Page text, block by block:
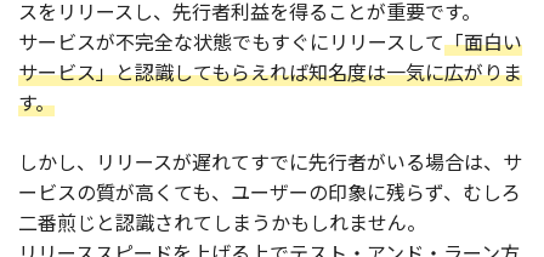
スをリリースし、先行者利益を得ることが重要です。
サービスが不完全な状態でもすぐにリリースして「面白い
サービス」と認識してもらえれば知名度は一気に広がりま
す。
しかし、リリースが遅れてすでに先行者がいる場合は、サ
ービスの質が高くても、ユーザーの印象に残らず、むしろ
二番煎じと認識されてしまうかもしれません。